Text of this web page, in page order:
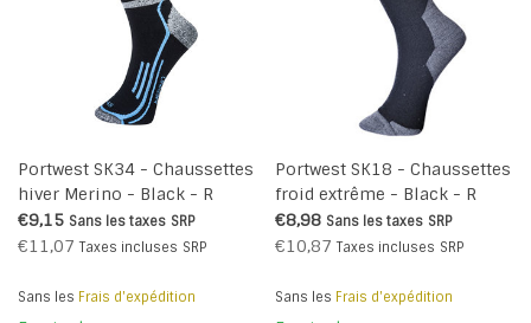
Portwest SK34 - Chaussettes
hiver Merino - Black - R
€9,15 Sans les taxes SRP
€11,07 Taxes incluses SRP
Sans les Frais d'expédition
Portwest SK18 - Chaussettes
froid extrême - Black - R
€8,98 Sans les taxes SRP
€10,87 Taxes incluses SRP
Sans les Frais d'expédition